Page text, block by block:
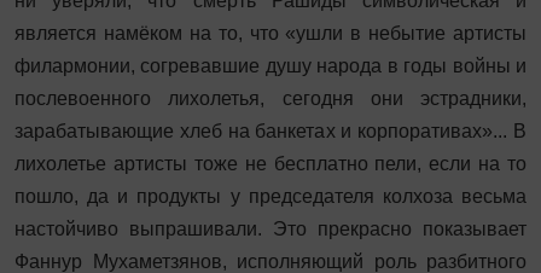
является намёком на то, что «ушли в небытие артисты
филармонии, согревавшие душу народа в годы войны и
послевоенного лихолетья, сегодня они эстрадники,
зарабатывающие хлеб на банкетах и корпоративах»... В
лихолетье артисты тоже не бесплатно пели, если на то
пошло, да и продукты у председателя колхоза весьма
настойчиво выпрашивали. Это прекрасно показывает
Фаннур Мухаметзянов, исполняющий роль разбитного